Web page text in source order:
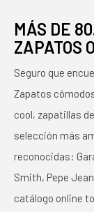
MÁS DE
ZAPATOS
Seguro que
Zapatos
cool, zapatillas
selección más
reconocidas:
Smith, Pepe
catálogo online